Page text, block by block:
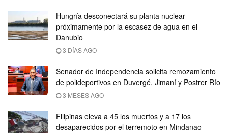
Hungría desconectará su planta nuclear
próximamente por la escasez de agua en el
Danubio
3 DÍAS AGO
Senador de Independencia solicita remozamiento
de polideportivos en Duvergé, Jimaní y Postrer Río
3 MESES AGO
Filipinas eleva a 45 los muertos y a 17 los
desaparecidos por el terremoto en Mindanao